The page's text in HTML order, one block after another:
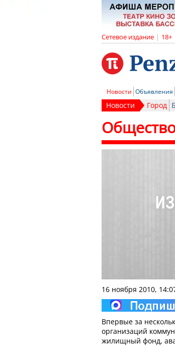
Сетевое издание | 18+
Новости Объявления
Новости Город
16 ноября 2010,
Впервые за
организаций
жилищный фонд,